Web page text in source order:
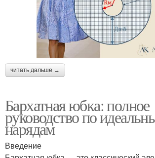
читать дальше →
Бархатная юбка: полное
руководство по
нарядам
Введение